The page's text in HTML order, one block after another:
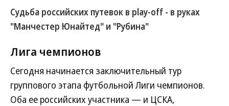
Судьба российских путевок в play-off - в руках
"Манчестер Юнайтед" и "Рубина"
Лига чемпионов
Сегодня начинается заключительный тур
группового этапа футбольной Лиги чемпионов.
Оба ее российских участника — и ЦСКА,